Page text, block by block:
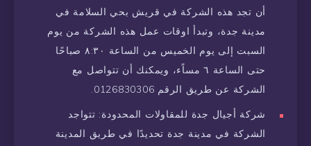
أن تجد هذه الشركة في قريش بحي السلامة في
مدينة جدة، وتبدأ اوقات عمل هذه الشركة من يوم
السبت إلى يوم الخميس من الساعة ٨:٣٠ صباحًا
حتى الساعة ٦ مساًء، ويمكنك أن تتواصل مع
الشركة عن طريق الرقم 0126830306.
شركة أجيال جدة للمقاولات المحدودة: تتواجد
الشركة في مدينة جدة تحديدًا في طريق المدينة